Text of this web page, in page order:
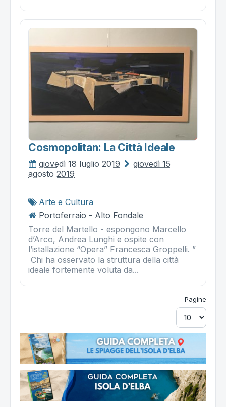
Cosmopolitan: La Città Ideale
giovedì 18 luglio 2019
giovedì 15
agosto 2019
Arte e Cultura
Portoferraio - Alto Fondale
Torre del Martello - espongono Marcello
d’Arco, Andrea Lunghi e ospite con
l’istallazione “Opera” Francesca Groppelli. ”
Chi ha osservato la struttura della città
ideale fortemente voluta da...
Pagine